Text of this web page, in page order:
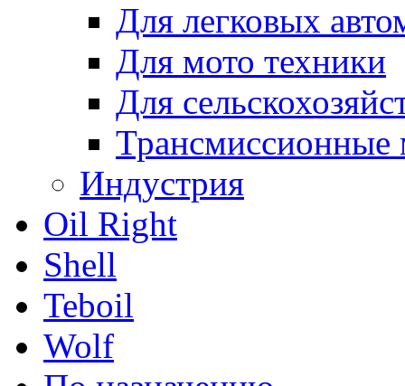
Для легковых
Для мото техники
Для
Трансмиссионные
Индустрия
Oil Right
Shell
Teboil
Wolf